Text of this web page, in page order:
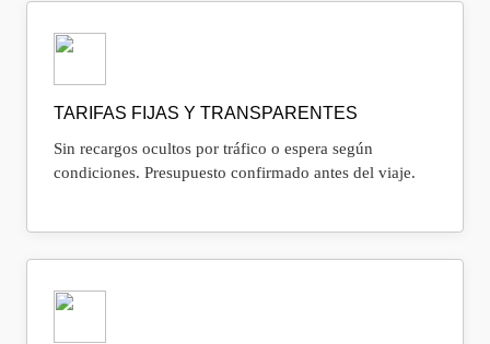
TARIFAS FIJAS Y TRANSPARENTES
Sin recargos ocultos por tráfico o espera según
condiciones. Presupuesto confirmado antes del viaje.